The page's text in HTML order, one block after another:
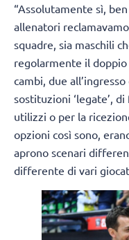
“Assolutamente sì,
allenatori
squadre, sia maschili
regolarmente il
cambi, due
sostituzioni ‘legate’,
utilizzi o per la
opzioni così sono,
aprono scenari
differente di vari